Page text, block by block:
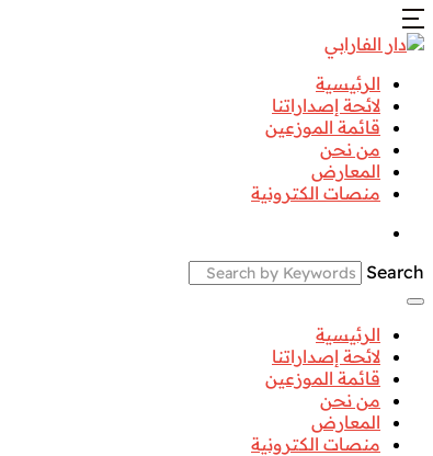
الرئيسية
لائحة إصداراتنا
قائمة الموزعين
من نحن
المعارض
منصات الكترونية
Search
الرئيسية
لائحة إصداراتنا
قائمة الموزعين
من نحن
المعارض
منصات الكترونية